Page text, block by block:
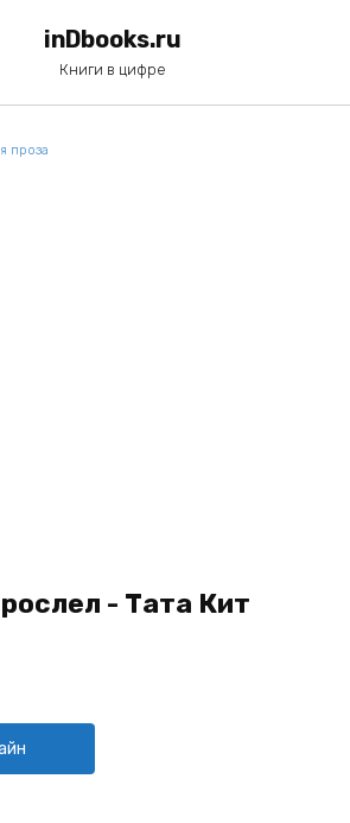
inDbooks.ru
Книги в цифре
проза
- Тата Кит